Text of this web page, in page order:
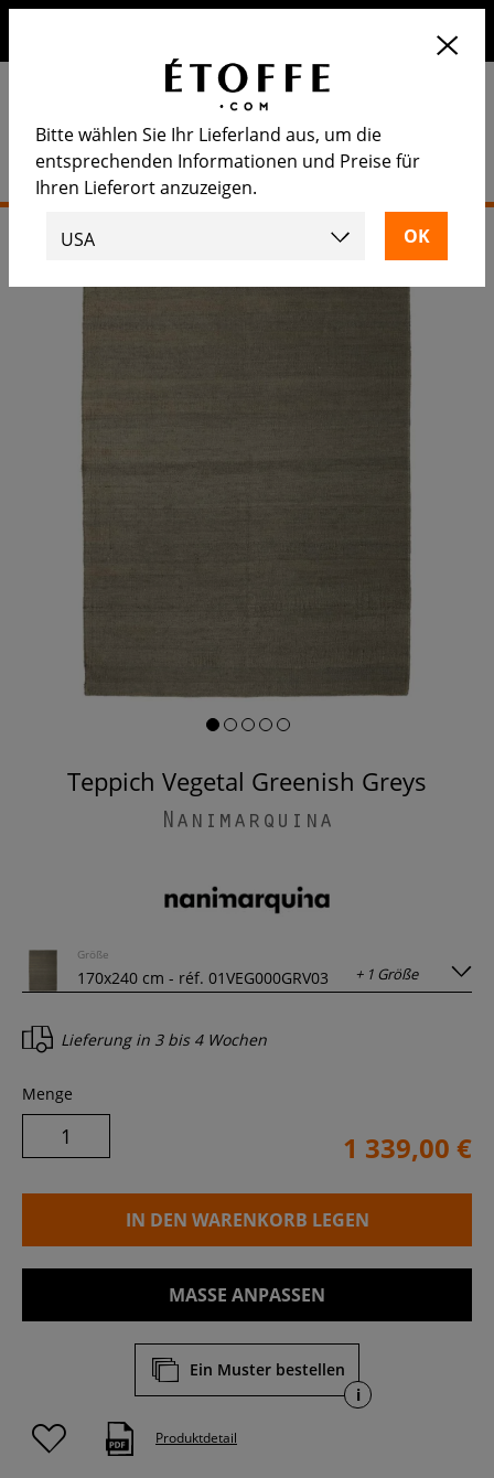
Teppich Vegetal Greenish Greys
Nanimarquina
+ 1 Größe
Größe
Lieferung in 3 bis 4 Wochen
Menge
1 339,00 €
IN DEN WARENKORB LEGEN
MASSE ANPASSEN
Ein Muster bestellen
i
Produktdetail
Bitte wählen Sie Ihr Lieferland aus, um die
entsprechenden Informationen und Preise für
Ihren Lieferort anzuzeigen.